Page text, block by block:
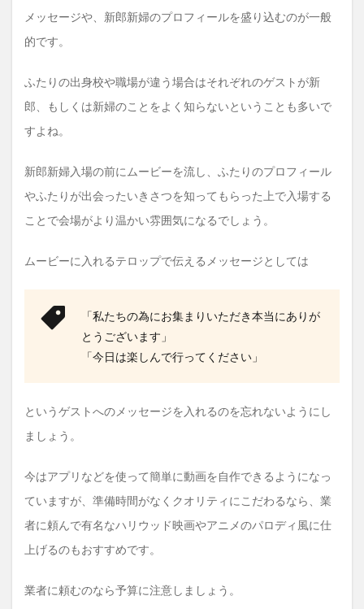
宴参
にも
を
1.8
ドロ
が作
るの
の機
しっ
かり
めの動
アプリ
結婚
式二
次会
のム
ーは
トへ
の気
メッセージや、新郎新婦のプロフィールを盛り込むのが一般
的です。
ふたりの出身校や職場が違う場合はそれぞれのゲストが新
郎、もしくは新婦のことをよく知らないということも多いで
すよね。
新郎新婦入場の前にムービーを流し、ふたりのプロフィール
やふたりが出会ったいきさつを知ってもらった上で入場する
ことで会場がより温かい雰囲気になるでしょう。
ムービーに入れるテロップで伝えるメッセージとしては
「私たちの為にお集まりいただき本当にありが
とうございます」
「今日は楽しんで行ってください」
というゲストへのメッセージを入れるのを忘れないようにし
ましょう。
今はアプリなどを使って簡単に動画を自作できるようになっ
ていますが、準備時間がなくクオリティにこだわるなら、業
者に頼んで有名なハリウッド映画やアニメのパロディ風に仕
上げるのもおすすめです。
業者に頼むのなら予算に注意しましょう。